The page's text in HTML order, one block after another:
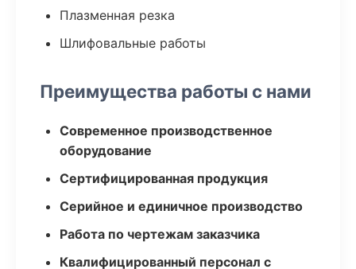
Плазменная резка
Шлифовальные работы
Преимущества работы с нами
Современное производственное
оборудование
Сертифицированная продукция
Серийное и единичное производство
Работа по чертежам заказчика
Квалифицированный персонал с